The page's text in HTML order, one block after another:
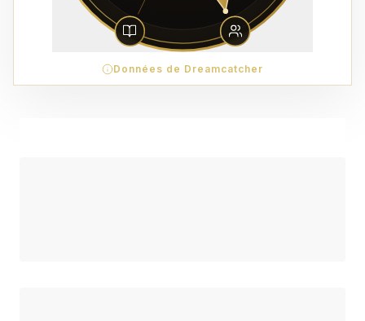
Données de Dreamcatcher